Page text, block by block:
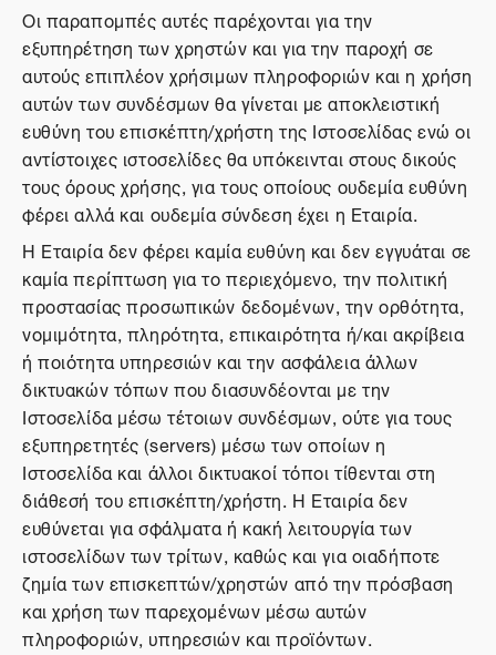
Οι παραπομπές αυτές παρέχονται για την
εξυπηρέτηση των χρηστών και για την παροχή σε
αυτούς επιπλέον χρήσιμων πληροφοριών και η χρήση
αυτών των συνδέσμων θα γίνεται με αποκλειστική
ευθύνη του επισκέπτη/χρήστη της Ιστοσελίδας ενώ οι
αντίστοιχες ιστοσελίδες θα υπόκεινται στους δικούς
τους όρους χρήσης, για τους οποίους ουδεμία ευθύνη
φέρει αλλά και ουδεμία σύνδεση έχει η Εταιρία.
Η Εταιρία δεν φέρει καμία ευθύνη και δεν εγγυάται σε
καμία περίπτωση για το περιεχόμενο, την πολιτική
προστασίας προσωπικών δεδομένων, την ορθότητα,
νομιμότητα, πληρότητα, επικαιρότητα ή/και ακρίβεια
ή ποιότητα υπηρεσιών και την ασφάλεια άλλων
δικτυακών τόπων που διασυνδέονται με την
Ιστοσελίδα μέσω τέτοιων συνδέσμων, ούτε για τους
εξυπηρετητές (servers) μέσω των οποίων η
Ιστοσελίδα και άλλοι δικτυακοί τόποι τίθενται στη
διάθεσή του επισκέπτη/χρήστη. Η Εταιρία δεν
ευθύνεται για σφάλματα ή κακή λειτουργία των
ιστοσελίδων των τρίτων, καθώς και για οιαδήποτε
ζημία των επισκεπτών/χρηστών από την πρόσβαση
και χρήση των παρεχομένων μέσω αυτών
πληροφοριών, υπηρεσιών και προϊόντων.